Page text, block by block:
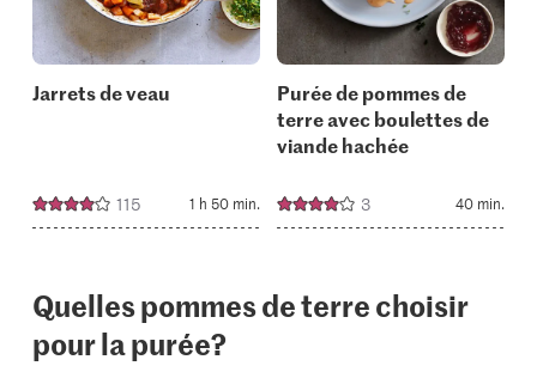
Jarrets de veau
115 1 h 50 min.
Purée de pommes de
terre avec boulettes de
viande hachée
3 40 min.
Quelles pommes de terre choisir
pour la purée?